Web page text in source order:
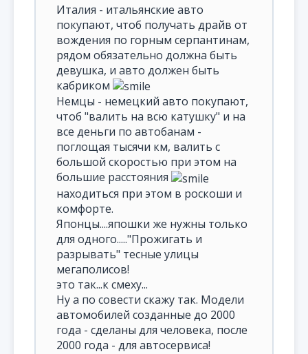
Италия - итальянские авто
покупают, чтоб получать драйв от
вождения по горным серпантинам,
рядом обязательно должна быть
девушка, и авто должен быть
кабриком
Немцы - немецкий авто покупают,
чтоб "валить на всю катушку" и на
все деньги по автобанам -
поглощая тысячи км, валить с
большой скоростью при этом на
большие расстояния
находиться при этом в роскоши и
комфорте.
Японцы....япошки же нужны только
для одного....."Прожигать и
разрывать" тесные улицы
мегаполисов!
это так...к смеху...
Ну а по совести скажу так. Модели
автомобилей созданные до 2000
года - сделаны для человека, после
2000 года - для автосервиса!